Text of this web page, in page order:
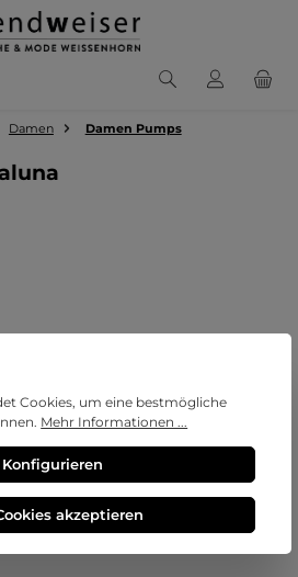
Damen Damen Pumps
Cookies, um eine bestmögliche
Mehr Informationen ...
Konfigurieren
akzeptieren